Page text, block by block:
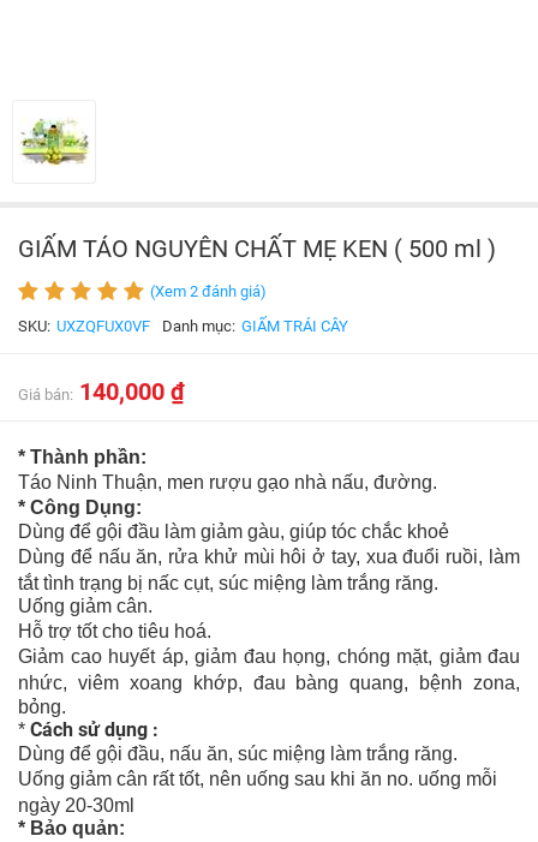
GIẤM TÁO NGUYÊN CHẤT MẸ KEN ( 500 ml )
(Xem 2 đánh giá)
SKU: UXZQFUX0VF Danh mục: GIẤM TRÁI CÂY
Giá bán: 140,000 ₫
* Thành phần:
Táo Ninh Thuận, men rượu gạo nhà nấu, đường.
* Công Dụng:
Dùng để gội đầu làm giảm gàu, giúp tóc chắc khoẻ
Dùng để nấu ăn, rửa khử mùi hôi ở tay, xua đuổi ruồi, làm
tắt tình trạng bị nấc cụt, súc miệng làm trắng răng.
Uống giảm cân.
Hỗ trợ tốt cho tiêu hoá.
Giảm cao huyết áp, giảm đau họng, chóng mặt, giảm đau
nhức, viêm xoang khớp, đau bàng quang, bệnh zona,
bỏng.
* Cách sử dụng :
Dùng để gội đầu, nấu ăn, súc miệng làm trắng răng.
Uống giảm cân rất tốt, nên uống sau khi ăn no. uống mỗi
ngày 20-30ml
* Bảo quản: